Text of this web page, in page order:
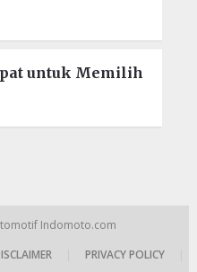
untuk Memilih
Indomoto.com
PRIVACY POLICY